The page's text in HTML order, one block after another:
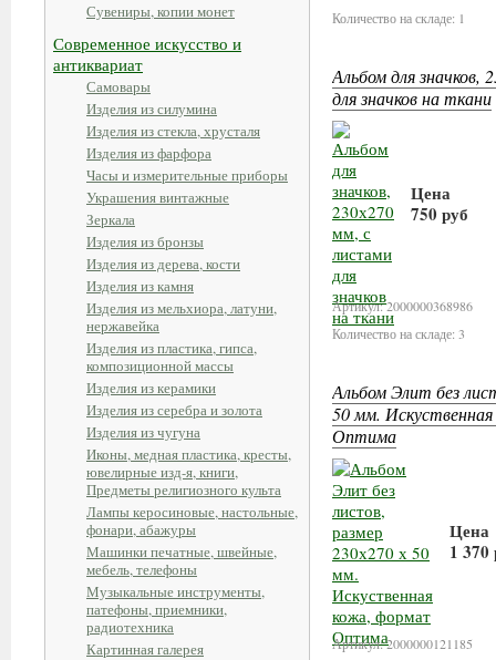
Сувениры, копии монет
Современное искусство и
антиквариат
Самовары
Изделия из силумина
Изделия из стекла, хрусталя
Изделия из фарфора
Часы и измерительные приборы
Украшения винтажные
Зеркала
Изделия из бронзы
Изделия из дерева, кости
Изделия из камня
Изделия из мельхиора, латуни,
нержавейка
Изделия из пластика, гипса,
композиционной массы
Изделия из керамики
Изделия из серебра и золота
Изделия из чугуна
Иконы, медная пластика, кресты,
ювелирные изд-я, книги,
Предметы религиозного культа
Лампы керосиновые, настольные,
фонари, абажуры
Машинки печатные, швейные,
мебель, телефоны
Музыкальные инструменты,
патефоны, приемники,
радиотехника
Картинная галерея
Количество на складе: 1
Альбом для значков,
для значков на ткани
Цена
750 руб
Артикул: 2000000368986
Количество на складе: 3
Альбом Элит без
50 мм.
Оптима
Цена
1 370
Артикул: 2000000121185